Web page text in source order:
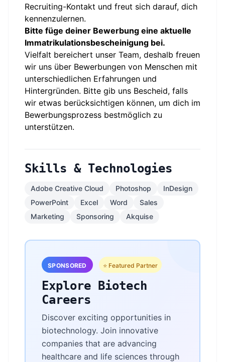
Recruiting-Kontakt und freut sich darauf, dich
kennenzulernen.
Bitte füge deiner Bewerbung eine aktuelle
Immatrikulationsbescheinigung bei.
Vielfalt bereichert unser Team, deshalb freuen
wir uns über Bewerbungen von Menschen mit
unterschiedlichen Erfahrungen und
Hintergründen. Bitte gib uns Bescheid, falls
wir etwas berücksichtigen können, um dich im
Bewerbungsprozess bestmöglich zu
unterstützen.
Skills & Technologies
Adobe Creative Cloud Photoshop
InDesign
PowerPoint
Excel Word
Sales
Marketing
Sponsoring Akquise
SPONSORED ⭐ Featured Partner
Explore Biotech
Careers
Discover exciting opportunities in
biotechnology. Join innovative
companies that are advancing
healthcare and life sciences through